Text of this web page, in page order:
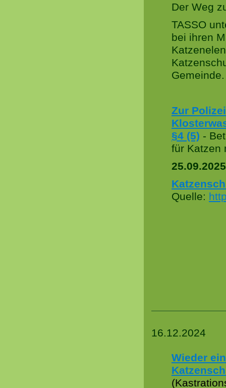
Der Weg
TASSO
bei ihren
Gemeinde.
Zur
§4 (5) -
für Katzen
25.09.2025
Quelle:
16.12.2024
Wieder